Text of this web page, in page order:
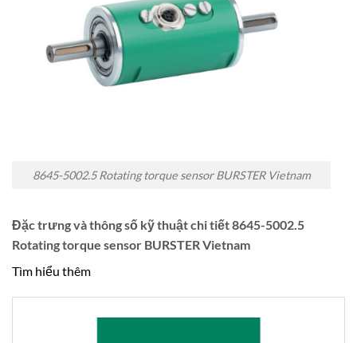
8645-5002.5 Rotating torque sensor BURSTER Vietnam
Đặc trưng và thông số kỹ thuật chi tiết 8645-5002.5
Rotating torque sensor BURSTER Vietnam
Tìm hiểu thêm